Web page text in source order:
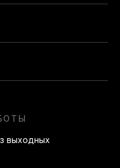
выходных